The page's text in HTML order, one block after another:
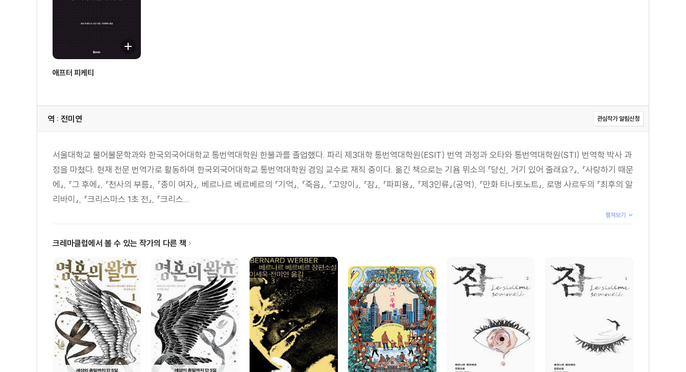
배상의 문제 : 초국적 정의를 다시 생각하기
제5장 혁명, 지위, 계급
지난한 과정을 거쳐 사라진 강제 노동과 반강제 노동
제6장 ‘대규모 재분배’, 1914~1980년
조세 재정 국가의 두 번째 도약 : 인류학적 혁명
누진 소득세와 누진 상속세의 탄생
실질적 누진성과 사회 계약 : 세금 수용성의 문제
세전 불평등을 감소시키는 도구로서의 누진세
제7장 민주주의, 사회주의, 누진세
평등의 한계 : 소유의 극단적 집중
사회적 국가와 누진세 : 자본주의의 체제적 변화
소유와 사회주의 : 분권화의 문제
민주적·자주 관리적·분권적 사회주의를 위하여
자본의 자유로운 이동 : 새로운 납세 유권자 권력
제8장 차별에 반대하는 실질적 평등
늘 부르짖지만 한 번도 실현된 적 없는 교육 평등
사회적 기준에 바탕을 둔 적극적 우대 조치를 위하여
애프터 피케티
역 : 전미연 관심작가 알림신청
서울대학교 불어불문학과와 한국외국어대학교 통번역대학원 한불과를 졸업했다. 파리 제3대학 통번역대학원(ESIT) 번역 과정과 오타와 통번역대학원(STI) 번역학 박사 과
정을 마쳤다. 현재 전문 번역가로 활동하며 한국외국어대학교 통번역대학원 겸임 교수로 재직 중이다. 옮긴 책으로는 기욤 뮈소의 『당신, 거기 있어 줄래요?』, 『사랑하기 때문
에』, 『그 후에』, 『천사의 부름』, 『종이 여자』, 베르나르 베르베르의 『기억』, 『죽음』, 『고양이』, 『잠』, 『파피용』, 『제3인류』(공역), 『만화 타나토노트』, 로맹 사르두의 『최후의 알
리바이』, 『크리스마스 1초 전』, 『크리스...
펼쳐보기
크레마클럽에서 볼 수 있는 작가의 다른 책